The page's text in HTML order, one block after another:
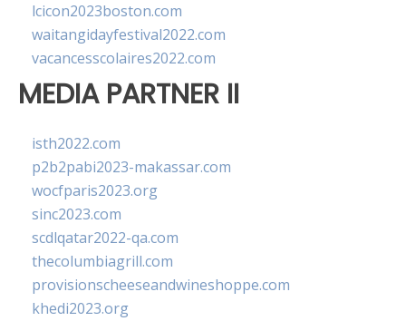
lcicon2023boston.com
waitangidayfestival2022.com
vacancesscolaires2022.com
MEDIA PARTNER II
isth2022.com
p2b2pabi2023-makassar.com
wocfparis2023.org
sinc2023.com
scdlqatar2022-qa.com
thecolumbiagrill.com
provisionscheeseandwineshoppe.com
khedi2023.org